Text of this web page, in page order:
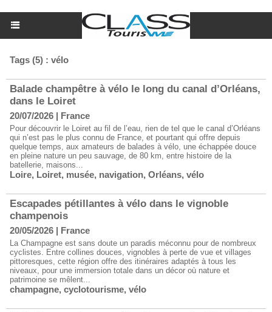
Tags (5) : vélo
Balade champêtre à vélo le long du canal d’Orléans,
dans le Loiret
20/07/2026 | France
Pour découvrir le Loiret au fil de l’eau, rien de tel que le canal d’Orléans
qui n’est pas le plus connu de France, et pourtant qui offre depuis
quelque temps, aux amateurs de balades à vélo, une échappée douce
en pleine nature un peu sauvage, de 80 km, entre histoire de la
batellerie, maisons...
Loire, Loiret, musée, navigation, Orléans, vélo
Escapades pétillantes à vélo dans le vignoble
champenois
20/05/2026 | France
La Champagne est sans doute un paradis méconnu pour de nombreux
cyclistes. Entre collines douces, vignobles à perte de vue et villages
pittoresques, cette région offre des itinéraires adaptés à tous les
niveaux, pour une immersion totale dans un décor où nature et
patrimoine se mêlent...
champagne, cyclotourisme, vélo